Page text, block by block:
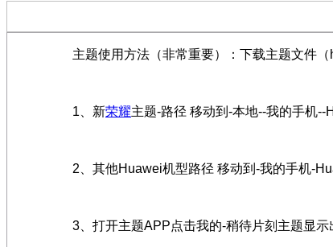
主题使用方法（非常重要）：下载主题文件
1、新荣耀主题-路径 移动到-本地--我的手机--
2、其他Huawei机型路径 移动到-我的手机-
3、打开主题APP点击我的-稍待片刻主题显